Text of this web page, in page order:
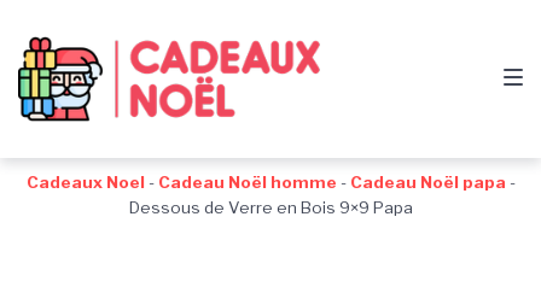
navigation
au
contenu
au
pied
de
Cadeaux Noel - Cadeau Noël homme - Cadeau Noël papa -
Dessous de Verre en Bois 9×9 Papa